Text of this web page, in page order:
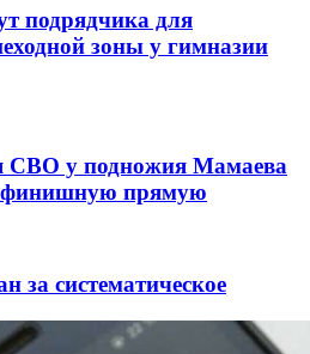
подрядчика для
зоны у гимназии
СВО у подножия Мамаева
финишную прямую
за систематическое
о ВС РФ